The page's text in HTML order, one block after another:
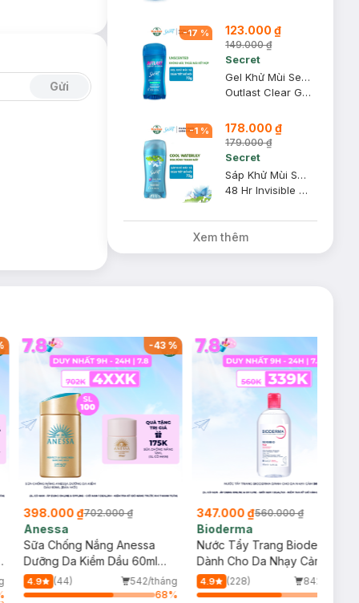
Gửi
-17 % 123.000 ₫
149.000 ₫
Secret
Gel Khử Mùi Secret Giảm Tiết Mồ Hôi Unscented Không Mùi 73g
Outlast Clear Gel Deodorant #Unscented (Hàng Mỹ Nhập Khẩu Chính Hãng)
-1 % 178.000 ₫
179.000 ₫
Secret
Sáp Khử Mùi Secret Giảm Tiết Mồ Hôi Hương Hoa Súng 73g
48 Hr Invisible Solid #Cool Waterlily (Hàng Mỹ Nhập Khẩu Chính Hãng)
Xem thêm
-43%
398.000 ₫702.000 ₫
Anessa
Sữa Chống Nắng Anessa
Dưỡng Da Kiềm Dầu 60ml
(Bản Mới)
4.9 (44)
542/tháng
68%
347.000 ₫560.000 ₫
Bioderma
Nước Tẩy Trang Bioderma
Dành Cho Da Nhạy Cảm
500ml
4.9 (228)
842/tháng